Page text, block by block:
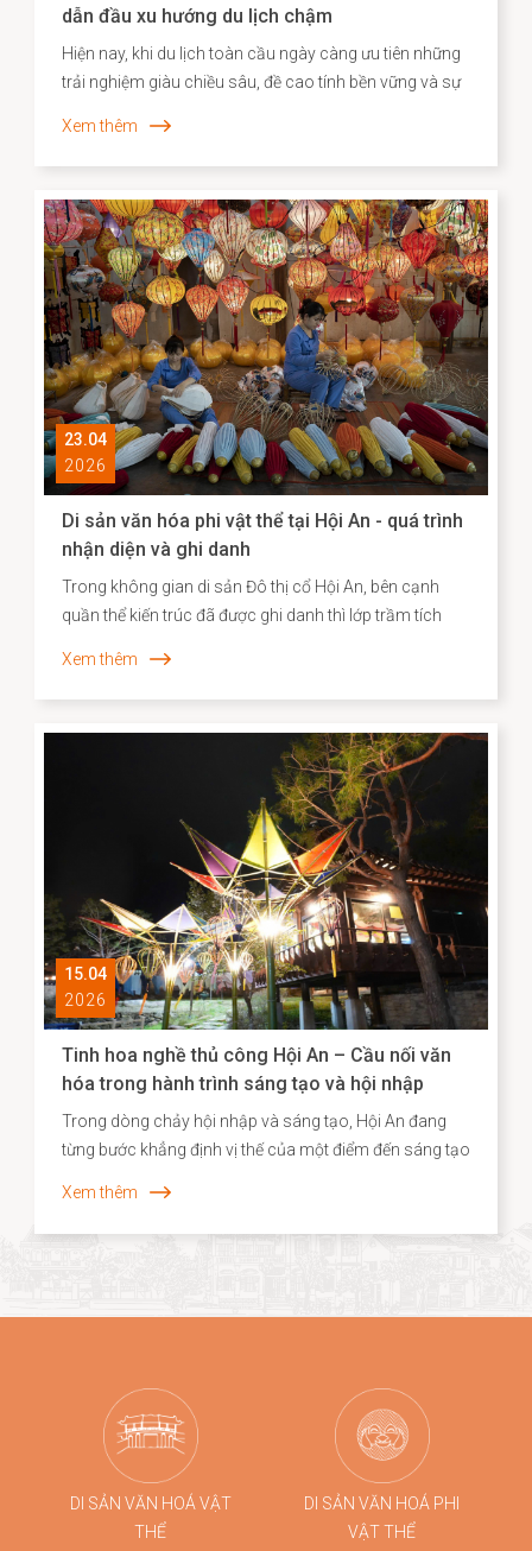
dẫn đầu xu hướng du lịch chậm
Hiện nay, khi du lịch toàn cầu ngày càng ưu tiên những
trải nghiệm giàu chiều sâu, đề cao tính bền vững và sự
châu Á. Việc Hội An vươn lên vị trí dẫn đầu không chỉ
phản ánh sức hút đặc biệt của một đô thị di sản, mà
còn cho thấy hiệu quả của định hướng bảo tồn gắn liền
với phát huy giá trị văn hóa theo hướng sáng tạo và bền
vững.
Xem thêm
23.04
2026
Di sản văn hóa phi vật thể tại Hội An - quá trình
nhận diện và ghi danh
Trong không gian di sản Đô thị cổ Hội An, bên cạnh
quần thể kiến trúc đã được ghi danh thì lớp trầm tích
và năng lực sáng tạo của cộng đồng cư dân địa
phương. Những năm gần đây, công tác kiểm kê, nhận
diện và xây dựng hồ sơ khoa học đối với các Di sản văn
hóa phi vật thể đã được triển khai một cách hệ thống,
góp phần định hình cơ sở dữ liệu quan trọng cho chiến
lược bảo tồn và phát huy giá trị di sản trong bối cảnh
Xem thêm
15.04
2026
Tinh hoa nghề thủ công Hội An – Cầu nối văn
hóa trong hành trình sáng tạo và hội nhập
Trong dòng chảy hội nhập và sáng tạo, Hội An đang
từng bước khẳng định vị thế của một điểm đến sáng tạo
thức mới mẻ. Năm 2026, dấu ấn ấy tiếp tục được lan
chọn đồng hành cùng các chương trình kích cầu du
Xem thêm
DI SẢN VĂN HOÁ VẬT
THỂ
DI SẢN VĂN HOÁ PHI
VẬT THỂ